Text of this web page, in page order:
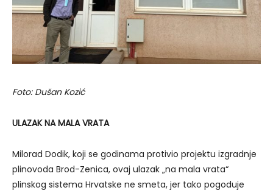
Foto: Dušan Kozić
ULAZAK NA MALA VRATA
Milorad Dodik, koji se godinama protivio projektu izgradnje
plinovoda Brod-Zenica, ovaj ulazak „na mala vrata“
plinskog sistema Hrvatske ne smeta, jer tako pogoduje